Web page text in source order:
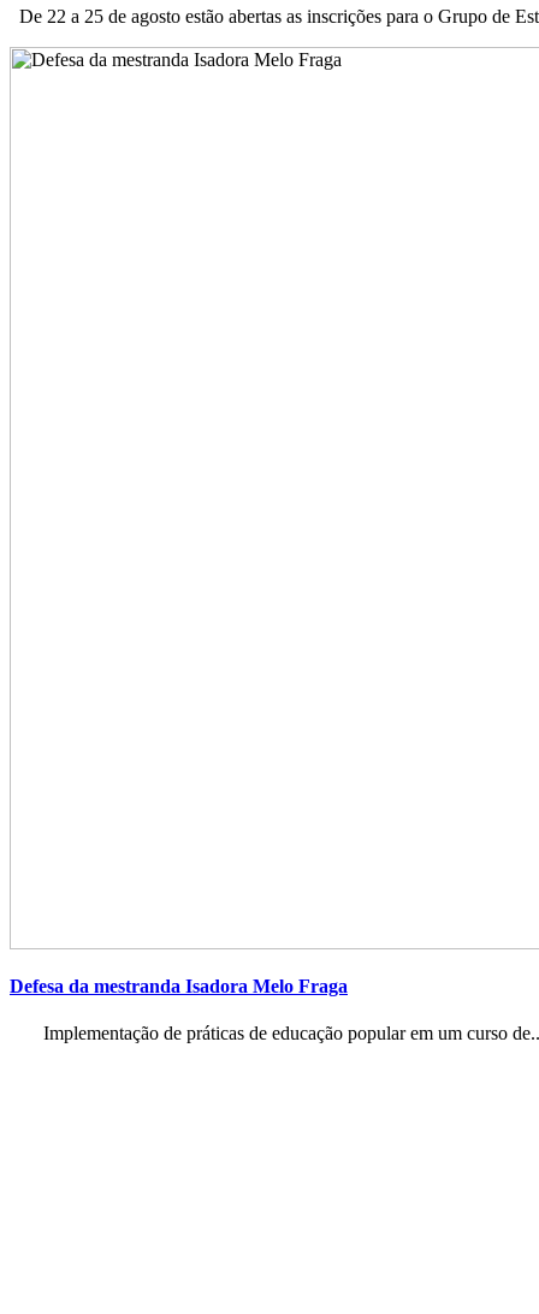
De 22 a 25 de agosto estão abertas as inscrições para o Grupo de
Defesa da mestranda Isadora Melo Fraga
Implementação de práticas de educação popular em um curso